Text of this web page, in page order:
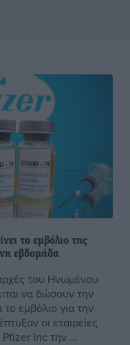
το εμβόλιο της
εβδομάδα
του Ηνωμένου
να δώσουν την
το εμβόλιο για την
οι εταιρείες
Pfizer Inc την ...